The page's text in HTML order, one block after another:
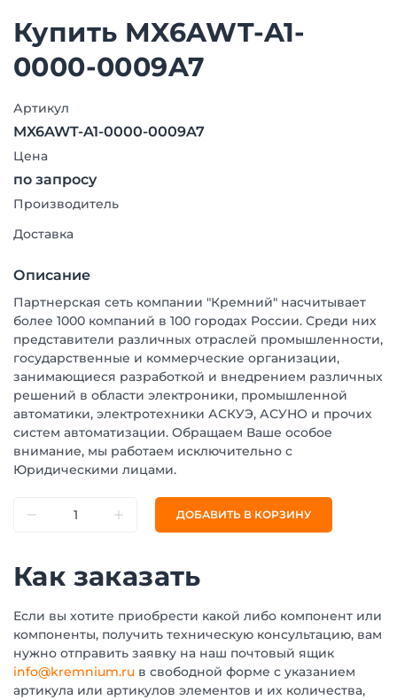
Купить MX6AWT-A1-
0000-0009A7
Артикул
MX6AWT-A1-0000-0009A7
Цена
по запросу
Производитель
Доставка
Описание
Партнерская сеть компании "Кремний" насчитывает
более 1000 компаний в 100 городах России. Среди них
представители различных отраслей промышленности,
государственные и коммерческие организации,
занимающиеся разработкой и внедрением различных
решений в области электроники, промышленной
автоматики, электротехники АСКУЭ, АСУНО и прочих
систем автоматизации. Обращаем Ваше особое
внимание, мы работаем исключительно с
Юридическими лицами.
ДОБАВИТЬ В КОРЗИНУ
Как заказать
Если вы хотите приобрести какой либо компонент или
компоненты, получить техническую консультацию, вам
нужно отправить заявку на наш почтовый ящик
info@kremnium.ru в свободной форме с указанием
артикула или артикулов элементов и их количества,